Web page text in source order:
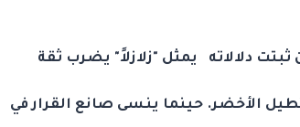
دلالاته يمثل "زلازلاً" يضرب ثقة
الأخضر. حينما ينسى صانع القرار في